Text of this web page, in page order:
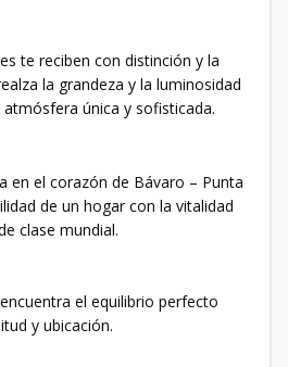
te reciben con distinción y la
la grandeza y la luminosidad
única y sofisticada.
en el corazón de Bávaro – Punta
de un hogar con la vitalidad
clase mundial.
el equilibrio perfecto
y ubicación.